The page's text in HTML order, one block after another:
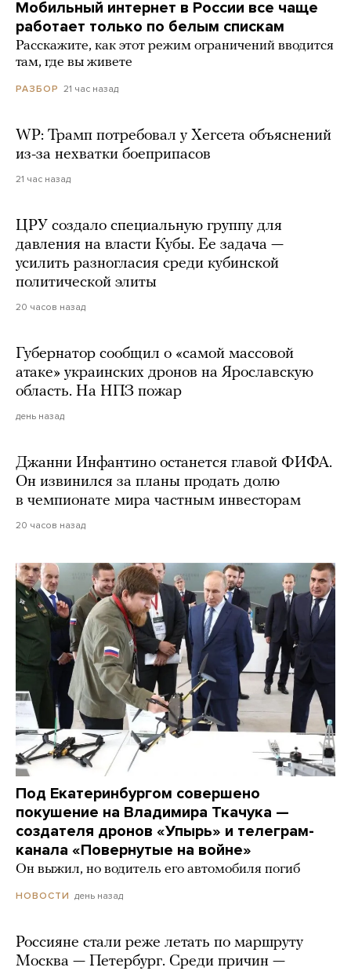
Мобильный интернет в России все чаще
работает только по белым спискам
Расскажите, как этот режим ограничений вводится
там, где вы живете
РАЗБОР 21 час назад
WP: Трамп потребовал у Хегсета объяснений
из-за нехватки боеприпасов
21 час назад
ЦРУ создало специальную группу для
давления на власти Кубы. Ее задача —
усилить разногласия среди кубинской
политической элиты
20 часов назад
Губернатор сообщил о «самой массовой
атаке» украинских дронов на Ярославскую
область. На НПЗ пожар
день назад
Джанни Инфантино останется главой ФИФА.
Он извинился за планы продать долю
в чемпионате мира частным инвесторам
20 часов назад
Под Екатеринбургом совершено
покушение на Владимира Ткачука —
создателя дронов «Упырь» и телеграм-
канала «Повернутые на войне»
Он выжил, но водитель его автомобиля погиб
НОВОСТИ день назад
Россияне стали реже летать по маршруту
Москва — Петербург. Среди причин —